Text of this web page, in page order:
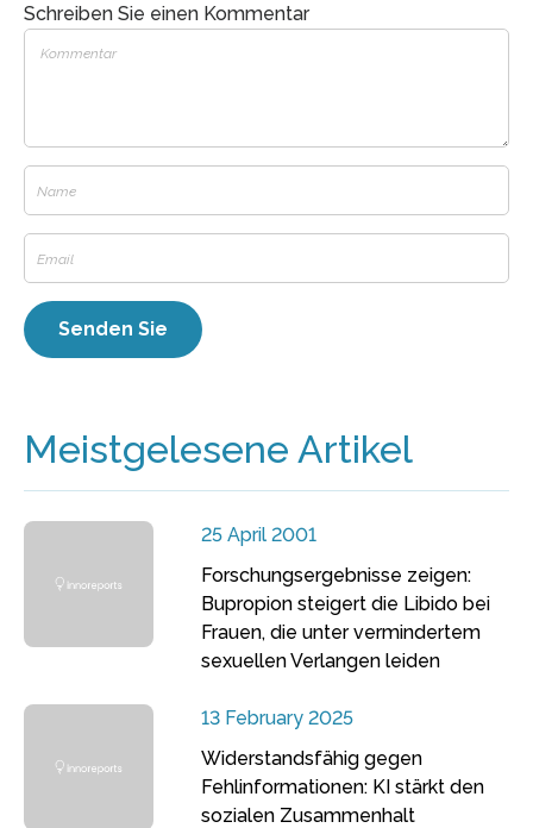
Schreiben Sie einen Kommentar
Meistgelesene Artikel
25 April 2001
Forschungsergebnisse zeigen:
Bupropion steigert die Libido bei
Frauen, die unter vermindertem
sexuellen Verlangen leiden
13 February 2025
Widerstandsfähig gegen
Fehlinformationen: KI stärkt den
sozialen Zusammenhalt